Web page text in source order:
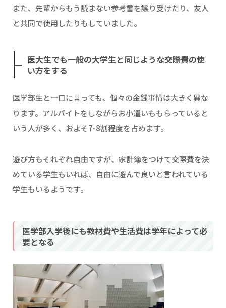
また、先輩からもう読まない参考書を譲り受けたり、友人
と共同で使用したりもしていました。
医大生でも一般の大学生と同じような交際費の使
い方をする
医学部生と一口に言っても、個々の金銭事情は大きく異な
ります。アルバイトをしながらお小遣いももらっていると
いう人が多く、およそ7-8割程度を占めます。
遊び方もそれぞれ自由ですが、家計簿をつけて交際費を決
めている学生もいれば、自由に遊んで良いと言われている
学生もいるようです。
医学部入学後にも教材費や生活費は学年によって必
要となる